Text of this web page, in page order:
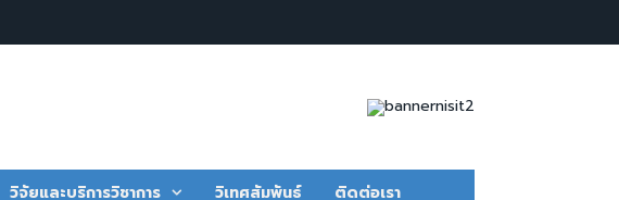
วิจัยและบริการวิชาการ วิเทศสัมพันธ์ ติดต่อเรา